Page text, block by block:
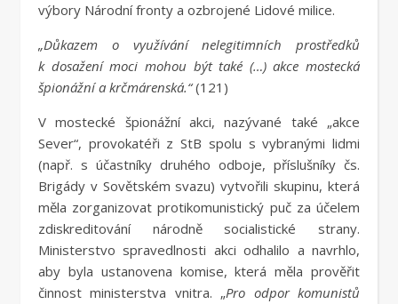
výbory Národní fronty a ozbrojené Lidové milice.
„Důkazem o využívání nelegitimních prostředků
k dosažení moci mohou být také (…) akce mostecká
špionážní a krčmárenská.“(121)
V mostecké špionážní akci, nazývané také „akce
Sever“, provokatéři z StB spolu s vybranými lidmi
(např. s účastníky druhého odboje, příslušníky čs.
Brigády v Sovětském svazu) vytvořili skupinu, která
měla zorganizovat protikomunistický puč za účelem
zdiskreditování národně socialistické strany.
Ministerstvo spravedlnosti akci odhalilo a navrhlo,
aby byla ustanovena komise, která měla prověřit
činnost ministerstva vnitra. „Pro odpor komunistů